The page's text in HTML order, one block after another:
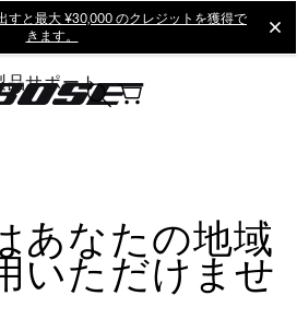
すと最大 ¥30,000 のクレジットを獲得で
きます。
品サポート
あなたの地域
いただけませ